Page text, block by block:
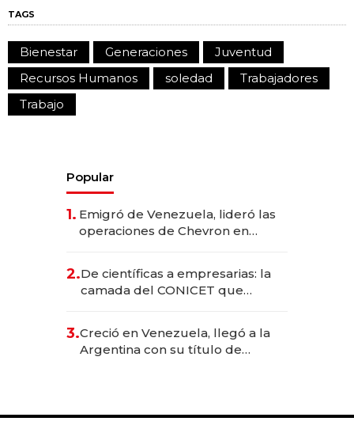
TAGS
Bienestar Generaciones
Juventud
Recursos Humanos
soledad
Trabajadores
Trabajo
Popular
1. Emigró de Venezuela, lideró las
operaciones de Chevron en
2.De científicas a empresarias: la
camada del CONICET que
3.Creció en Venezuela, llegó a la
Argentina con su título de